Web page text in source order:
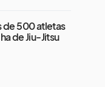
de 500 atletas
de Jiu-Jitsu